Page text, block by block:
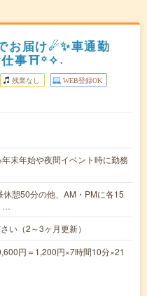
お届け☄✨車通勤
仕事⛩꙳✧˖
残業なし WEB登録OK
末年始や夜間イベント時に勤務
憩50分の他、AM・PMに各15
…
い（2～3ヶ月更新）
円＝1,200円×7時間10分×21